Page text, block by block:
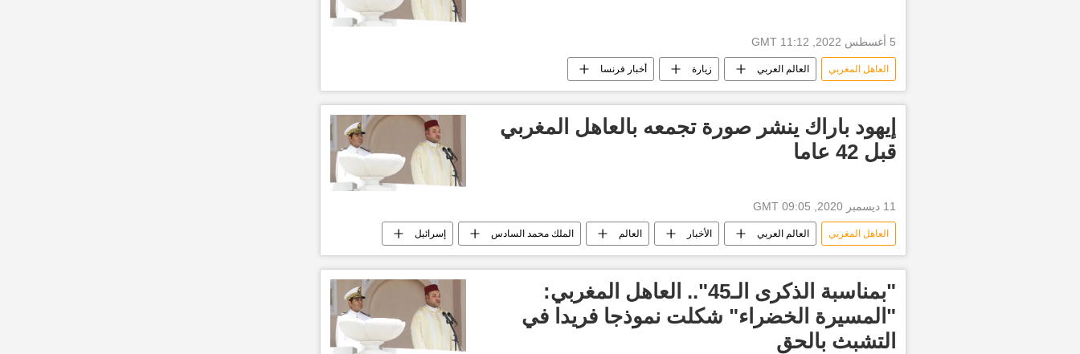
5 أغسطس 2022, 11:12 GMT
العاهل المغربي العالم العربي زيارة أخبار فرنسا
إيهود باراك ينشر صورة تجمعه بالعاهل المغربي
قبل 42 عاما
11 ديسمبر 2020, 09:05 GMT
العاهل المغربي العالم العربي الأخبار العالم الملك محمد السادس إسرائيل
"بمناسبة الذكرى الـ45".. العاهل المغربي:
"المسيرة الخضراء" شكلت نموذجا فريدا في
التشبث بالحق